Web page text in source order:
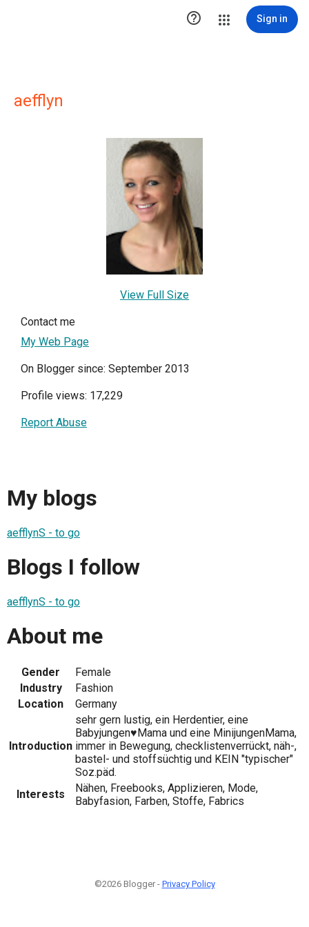
 Sign in
aefflyn
View Full Size
Contact me
My Web Page
On Blogger since: September 2013
Profile views: 17,229
Report Abuse
My blogs
aefflynS - to go
Blogs I follow
aefflynS - to go
About me
Gender
Female
Industry
Fashion
Location
Germany
Introduction
sehr gern lustig, ein Herdentier, eine
Babyjungen♥Mama und eine MinijungenMama,
immer in Bewegung, checklistenverrückt, näh-,
bastel- und stoffsüchtig und KEIN "typischer"
Soz.päd.
Interests
Nähen, Freebooks, Applizieren, Mode,
Babyfasion, Farben, Stoffe, Fabrics
©2026 Blogger - Privacy Policy